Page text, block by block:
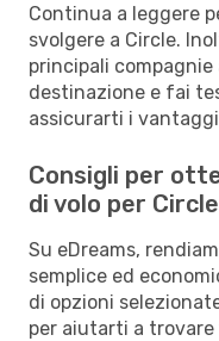
Continua a leggere
svolgere a Circle.
principali
destinazione e fai
assicurarti i
Consigli per
di volo per Circle
Su eDreams,
semplice ed
di opzioni
per aiutarti a trovare